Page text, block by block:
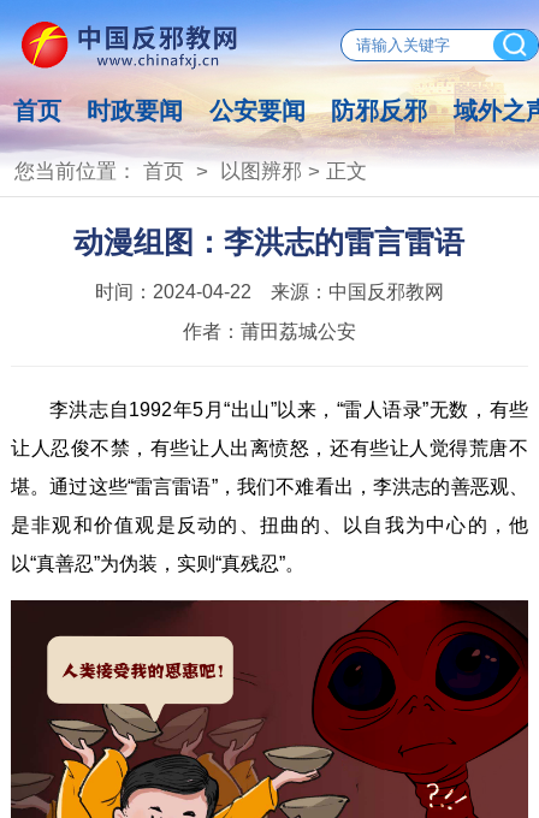
首页 时政要闻 公安要闻 防邪反邪 域外之
您当前位置： 首页> 以图辨邪 > 正文
动漫组图：李洪志的雷言雷语
时间： 2024-04-22 来源： 中国反邪教网
作者： 莆田荔城公安
李洪志自1992年5月“出山”以来，“雷人语录”无数，有些
让人忍俊不禁，有些让人出离愤怒，还有些让人觉得荒唐不
堪。通过这些“雷言雷语”，我们不难看出，李洪志的善恶观、
是非观和价值观是反动的、扭曲的、以自我为中心的，他
以“真善忍”为伪装，实则“真残忍”。